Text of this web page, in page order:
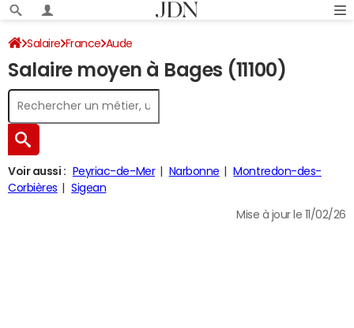
Salaire France Aude
Salaire moyen à Bages (11100)
Voir aussi : Peyriac-de-Mer Narbonne
Montredon-des-
Corbières
Sigean
Mise à jour le 11/02/26